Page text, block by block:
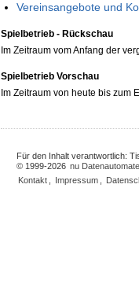
Vereinsangebote und
Spielbetrieb - Rückschau
Im Zeitraum vom Anfang der
Spielbetrieb Vorschau
Im Zeitraum von heute bis zum
Für den Inhalt verantwortlich:
© 1999-2026 nu
Kontakt
Impressum